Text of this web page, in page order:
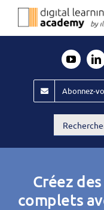
Passer
Évènements ILDI
Offres d’emploi
Publiez
Abonnez-
Rechercher:
Créez
complets